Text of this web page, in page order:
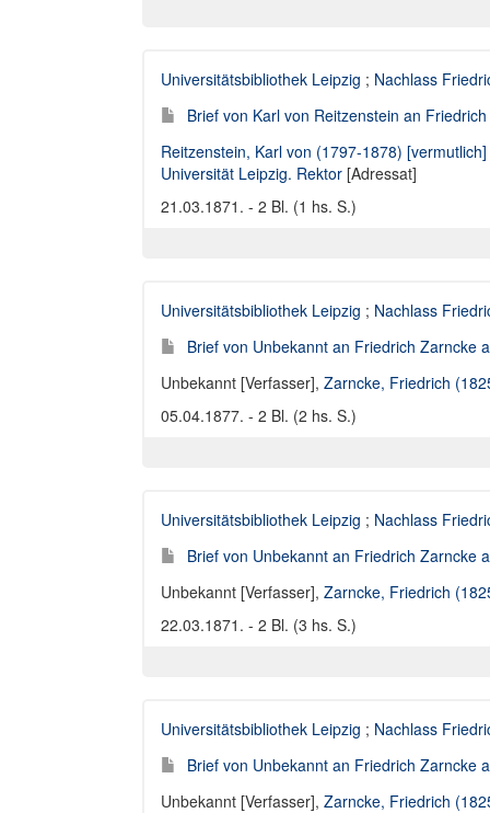
Universitätsbibliothek Leipzig ; Nachlass
Brief von Karl von Reitzenstein an
Reitzenstein, Karl von (1797-1878) [vermutlich]
Universität Leipzig. Rektor [Adressat]
21.03.1871. - 2 Bl. (1 hs. S.)
Universitätsbibliothek Leipzig ; Nachlass
Brief von Unbekannt an Friedrich Zarncke
Unbekannt [Verfasser], Zarncke, Friedrich
05.04.1877. - 2 Bl. (2 hs. S.)
Universitätsbibliothek Leipzig ; Nachlass
Brief von Unbekannt an Friedrich Zarncke
Unbekannt [Verfasser], Zarncke, Friedrich
22.03.1871. - 2 Bl. (3 hs. S.)
Universitätsbibliothek Leipzig ; Nachlass
Brief von Unbekannt an Friedrich Zarncke
Unbekannt [Verfasser], Zarncke, Friedrich